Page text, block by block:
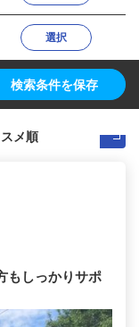
選択
検索条件を保存
もしっかりサポ